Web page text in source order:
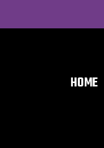
HOME